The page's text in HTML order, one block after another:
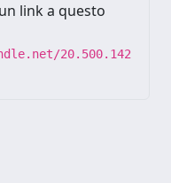
link a questo
20.500.142